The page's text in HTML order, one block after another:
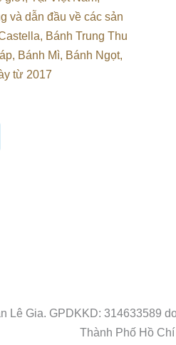
và dẫn đầu về các sản
Bánh Trung Thu
Bánh Mì, Bánh Ngọt,
từ 2017
Lê Gia. GPDKKD: 314633589
Thành Phố Hồ